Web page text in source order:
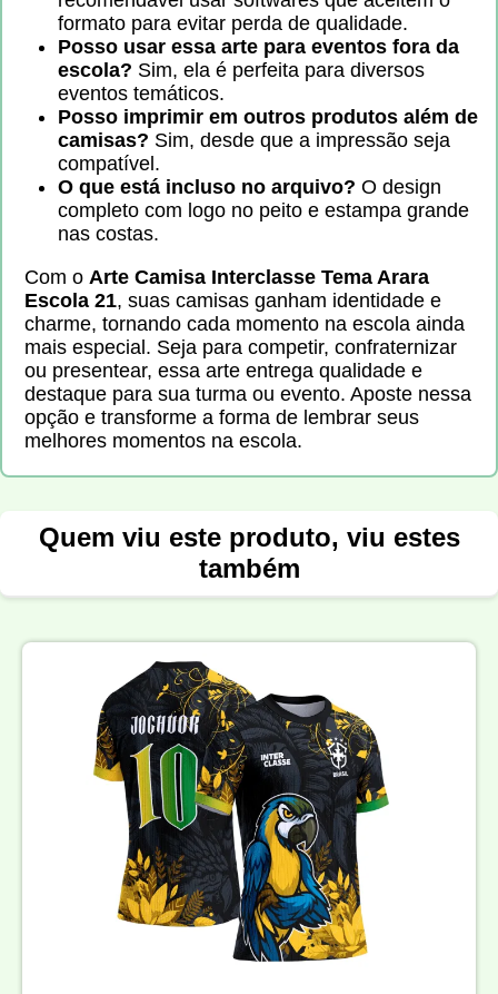
formato para evitar perda de qualidade.
Posso usar essa arte para eventos fora da
escola? Sim, ela é perfeita para diversos
eventos temáticos.
Posso imprimir em outros produtos além de
camisas? Sim, desde que a impressão seja
compatível.
O que está incluso no arquivo? O design
completo com logo no peito e estampa grande
nas costas.
Com o Arte Camisa Interclasse Tema Arara
Escola 21, suas camisas ganham identidade e
charme, tornando cada momento na escola ainda
mais especial. Seja para competir, confraternizar
ou presentear, essa arte entrega qualidade e
destaque para sua turma ou evento. Aposte nessa
opção e transforme a forma de lembrar seus
melhores momentos na escola.
Quem viu este produto, viu estes
também